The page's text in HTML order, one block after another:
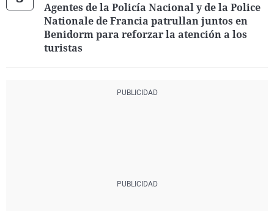
Agentes de la Policía Nacional y de la Police
Nationale de Francia patrullan juntos en
Benidorm para reforzar la atención a los
turistas